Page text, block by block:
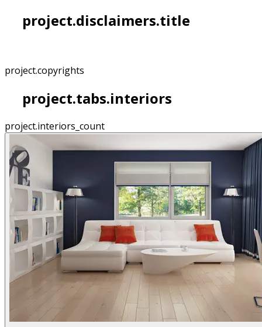
project.disclaimers.title
project.copyrights
project.tabs.interiors
project.interiors_count